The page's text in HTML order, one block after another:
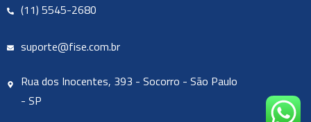
(11) 5545-2680
suporte@fise.com.br
Rua dos Inocentes, 393 - Socorro - São Paulo
- SP